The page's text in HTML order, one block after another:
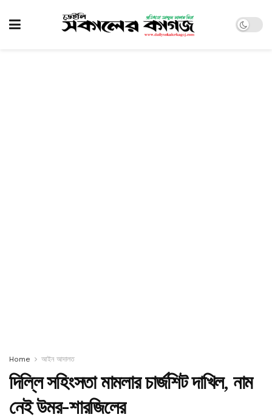
Home আইন আদালত
দিল্লি সহিংসতা মামলার চার্জশিট দাখিল, নাম
নেই উমর-শারজিলের